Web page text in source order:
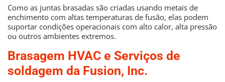
Como as juntas brasadas são criadas usando metais de
enchimento com altas temperaturas de fusão, elas podem
suportar condições operacionais com alto calor, alta pressão
ou outros ambientes extremos.
Brasagem HVAC e Serviços de
soldagem da Fusion, Inc.